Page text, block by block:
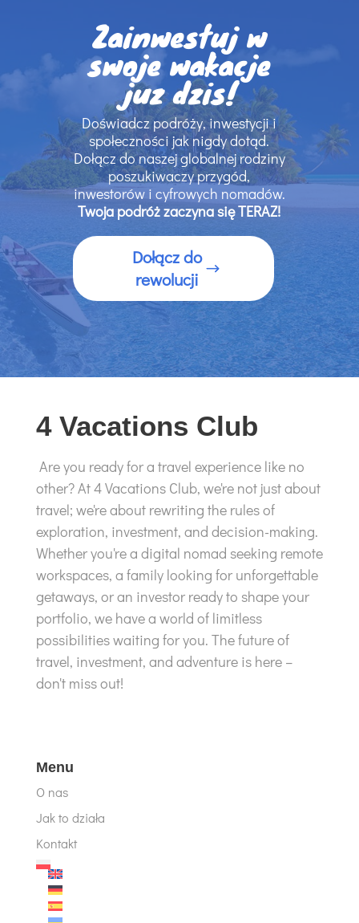
Zainwestuj w
swoje wakacje
juz dzis!
Doświadcz podróży, inwestycji i
społeczności jak nigdy dotąd.
Dołącz do naszej globalnej rodziny
poszukiwaczy przygód,
inwestorów i cyfrowych nomadów.
Twoja podróż zaczyna się TERAZ!
Dołącz do
rewolucji
4 Vacations Club
Are you ready for a travel experience like no
other? At 4 Vacations Club, we're not just about
travel; we're about rewriting the rules of
exploration, investment, and decision-making.
Whether you're a digital nomad seeking remote
workspaces, a family looking for unforgettable
getaways, or an investor ready to shape your
portfolio, we have a world of limitless
possibilities waiting for you. The future of
travel, investment, and adventure is here –
don't miss out!
Menu
O nas
Jak to działa
Kontakt